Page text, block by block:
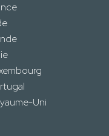
Uni